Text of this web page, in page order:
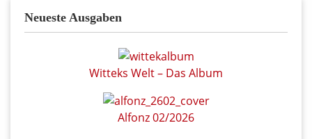
Neueste Ausgaben
Witteks Welt – Das Album
Alfonz 02/2026